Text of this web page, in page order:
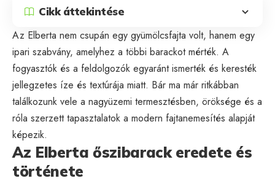
Cikk áttekintése
Az Elberta nem csupán egy gyümölcsfajta volt, hanem egy
ipari szabvány, amelyhez a többi barackot mérték. A
fogyasztók és a feldolgozók egyaránt ismerték és keresték
jellegzetes íze és textúrája miatt. Bár ma már ritkábban
találkozunk vele a nagyüzemi termesztésben, öröksége és a
róla szerzett tapasztalatok a modern fajtanemesítés alapját
képezik.
Az Elberta őszibarack eredete és
története